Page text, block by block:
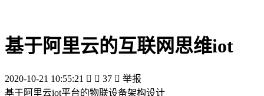
基于阿里云的互联网思维iot
2020-10-21 10:55:21   37  举报
基于阿里云iot平台的物联设备架构设计